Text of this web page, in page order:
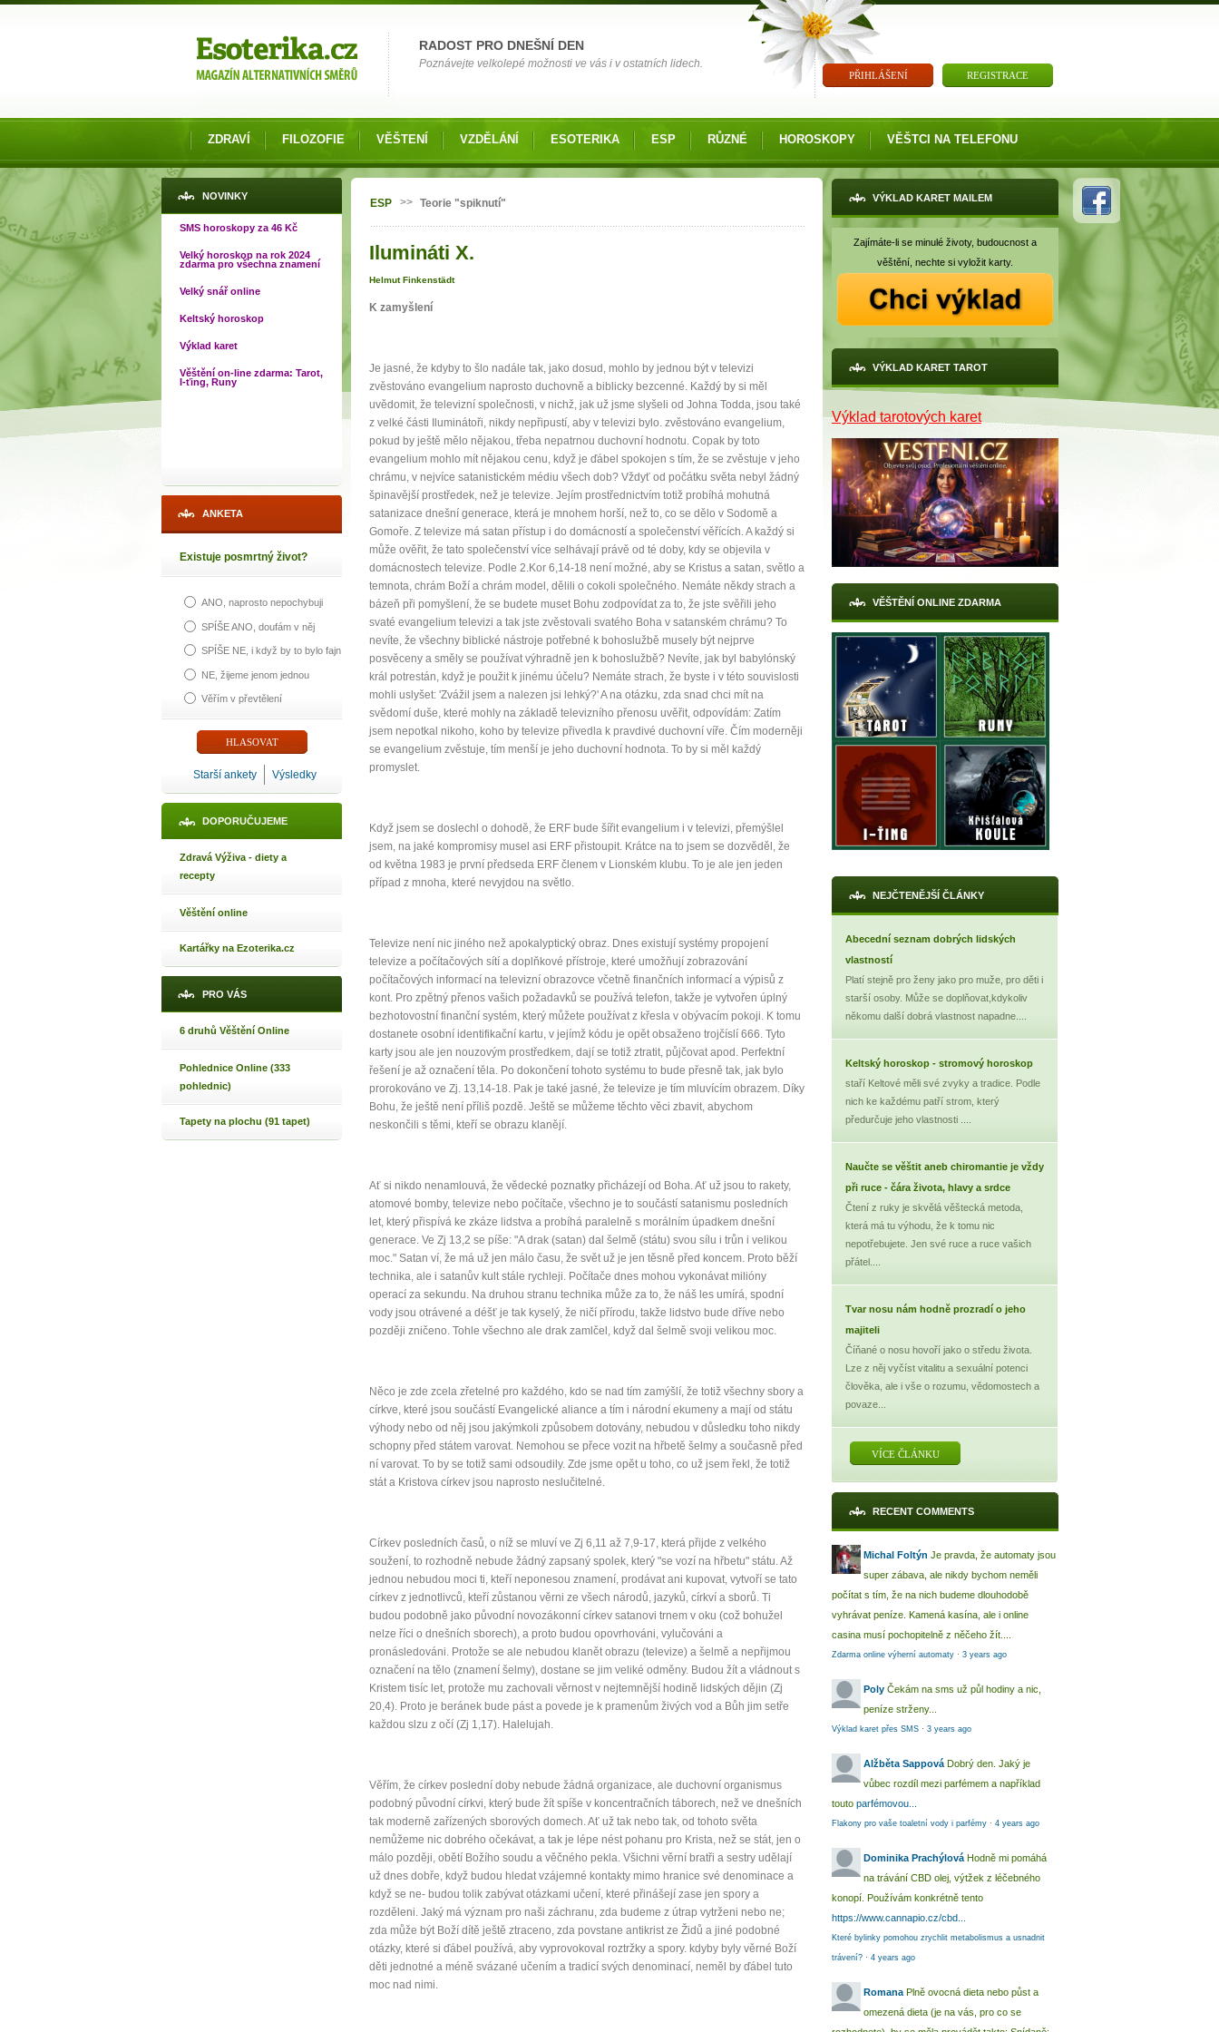
RADOST PRO DNEŠNÍ DEN
Poznávejte velkolepé možnosti ve vás i v ostatních lidech.
PŘIHLÁŠENÍ REGISTRACE
ZDRAVÍ FILOZOFIE VĚŠTENÍ VZDĚLÁNÍ ESOTERIKA ESP RŮZNÉ HOROSKOPY VĚŠTCI NA TELEFONU
NOVINKY
SMS horoskopy za 46 Kč
Velký horoskop na rok 2024
zdarma pro všechna znamení
Velký snář online
Keltský horoskop
Výklad karet
Věštění on-line zdarma: Tarot,
I-ťing, Runy
ANKETA
Existuje posmrtný život?
ANO, naprosto nepochybuji
SPÍŠE ANO, doufám v něj
SPÍŠE NE, i když by to bylo fajn
NE, žijeme jenom jednou
Věřím v převtělení
Starší ankety Výsledky
DOPORUČUJEME
Zdravá Výživa - diety a
recepty
Věštění online
Kartářky na Ezoterika.cz
PRO VÁS
6 druhů Věštění Online
Pohlednice Online (333
pohlednic)
Tapety na plochu (91 tapet)
Jste zde
ESP >> Teorie "spiknutí"
Ilumináti X.
Helmut Finkenstädt
K zamyšlení
Je jasné, že kdyby to šlo nadále tak, jako dosud, mohlo by jednou být v televizi
zvěstováno evangelium naprosto duchovně a biblicky bezcenné. Každý by si měl
uvědomit, že televizní společnosti, v nichž, jak už jsme slyšeli od Johna Todda, jsou také
z velké části Iluminátoři, nikdy nepřipustí, aby v televizi bylo. zvěstováno evangelium,
pokud by ještě mělo nějakou, třeba nepatrnou duchovní hodnotu. Copak by toto
evangelium mohlo mít nějakou cenu, když je ďábel spokojen s tím, že se zvěstuje v jeho
chrámu, v nejvíce satanistickém médiu všech dob? Vždyť od počátku světa nebyl žádný
špinavější prostředek, než je televize. Jejím prostřednictvím totiž probíhá mohutná
satanizace dnešní generace, která je mnohem horší, než to, co se dělo v Sodomě a
Gomoře. Z televize má satan přístup i do domácností a společenství věřících. A každý si
může ověřit, že tato společenství více selhávají právě od té doby, kdy se objevila v
domácnostech televize. Podle 2.Kor 6,14-18 není možné, aby se Kristus a satan, světlo a
temnota, chrám Boží a chrám model, dělili o cokoli společného. Nemáte někdy strach a
bázeň při pomyšlení, že se budete muset Bohu zodpovídat za to, že jste svěřili jeho
svaté evangelium televizi a tak jste zvěstovali svatého Boha v satanském chrámu? To
nevíte, že všechny biblické nástroje potřebné k bohoslužbě musely být nejprve
posvěceny a směly se používat výhradně jen k bohoslužbě? Nevíte, jak byl babylónský
král potrestán, když je použit k jinému účelu? Nemáte strach, že byste i v této souvislosti
mohli uslyšet: 'Zvážil jsem a nalezen jsi lehký?' A na otázku, zda snad chci mít na
svědomí duše, které mohly na základě televizního přenosu uvěřit, odpovídám: Zatím
jsem nepotkal nikoho, koho by televize přivedla k pravdivé duchovní víře. Čím moderněji
se evangelium zvěstuje, tím menší je jeho duchovní hodnota. To by si měl každý
promyslet.
Když jsem se doslechl o dohodě, že ERF bude šířit evangelium i v televizi, přemýšlel
jsem, na jaké kompromisy musel asi ERF přistoupit. Krátce na to jsem se dozvěděl, že
od května 1983 je první předseda ERF členem v Lionském klubu. To je ale jen jeden
případ z mnoha, které nevyjdou na světlo.
Televize není nic jiného než apokalyptický obraz. Dnes existují systémy propojení
televize a počítačových sítí a doplňkové přístroje, které umožňují zobrazování
počítačových informací na televizní obrazovce včetně finančních informací a výpisů z
kont. Pro zpětný přenos vašich požadavků se používá telefon, takže je vytvořen úplný
bezhotovostní finanční systém, který můžete používat z křesla v obývacím pokoji. K tomu
dostanete osobní identifikační kartu, v jejímž kódu je opět obsaženo trojčíslí 666. Tyto
karty jsou ale jen nouzovým prostředkem, dají se totiž ztratit, půjčovat apod. Perfektní
řešení je až označení těla. Po dokončení tohoto systému to bude přesně tak, jak bylo
prorokováno ve Zj. 13,14-18. Pak je také jasné, že televize je tím mluvícím obrazem. Díky
Bohu, že ještě není příliš pozdě. Ještě se můžeme těchto věci zbavit, abychom
neskončili s těmi, kteří se obrazu klanějí.
Ať si nikdo nenamlouvá, že vědecké poznatky přicházejí od Boha. Ať už jsou to rakety,
atomové bomby, televize nebo počítače, všechno je to součástí satanismu posledních
let, který přispívá ke zkáze lidstva a probíhá paralelně s morálním úpadkem dnešní
generace. Ve Zj 13,2 se píše: "A drak (satan) dal šelmě (státu) svou sílu i trůn i velikou
moc." Satan ví, že má už jen málo času, že svět už je jen těsně před koncem. Proto běží
technika, ale i satanův kult stále rychleji. Počítače dnes mohou vykonávat milióny
operací za sekundu. Na druhou stranu technika může za to, že náš les umírá, spodní
vody jsou otrávené a déšť je tak kyselý, že ničí přírodu, takže lidstvo bude dříve nebo
později zničeno. Tohle všechno ale drak zamlčel, když dal šelmě svoji velikou moc.
Něco je zde zcela zřetelné pro každého, kdo se nad tím zamýšlí, že totiž všechny sbory a
církve, které jsou součástí Evangelické aliance a tím i národní ekumeny a mají od státu
výhody nebo od něj jsou jakýmkoli způsobem dotovány, nebudou v důsledku toho nikdy
schopny před státem varovat. Nemohou se přece vozit na hřbetě šelmy a současně před
ní varovat. To by se totiž sami odsoudily. Zde jsme opět u toho, co už jsem řekl, že totiž
stát a Kristova církev jsou naprosto neslučitelné.
Církev posledních časů, o níž se mluví ve Zj 6,11 až 7,9-17, která přijde z velkého
soužení, to rozhodně nebude žádný zapsaný spolek, který "se vozí na hřbetu" státu. Až
jednou nebudou moci ti, kteří neponesou znamení, prodávat ani kupovat, vytvoří se tato
církev z jednotlivců, kteří zůstanou věrni ze všech národů, jazyků, církví a sborů. Ti
budou podobně jako původní novozákonní církev satanovi trnem v oku (což bohužel
nelze říci o dnešních sborech), a proto budou opovrhováni, vylučováni a
pronásledováni. Protože se ale nebudou klanět obrazu (televize) a šelmě a nepřijmou
označení na tělo (znamení šelmy), dostane se jim veliké odměny. Budou žít a vládnout s
Kristem tisíc let, protože mu zachovali věrnost v nejtemnější hodině lidských dějin (Zj
20,4). Proto je beránek bude pást a povede je k pramenům živých vod a Bůh jim setře
každou slzu z očí (Zj 1,17). Halelujah.
Věřím, že církev poslední doby nebude žádná organizace, ale duchovní organismus
podobný původní církvi, který bude žít spíše v koncentračních táborech, než ve dnešních
tak moderně zařízených sborových domech. Ať už tak nebo tak, od tohoto světa
nemůžeme nic dobrého očekávat, a tak je lépe nést pohanu pro Krista, než se stát, jen o
málo později, obětí Božího soudu a věčného pekla. Všichni věrní bratři a sestry udělají
už dnes dobře, když budou hledat vzájemné kontakty mimo hranice své denominace a
když se ne- budou tolik zabývat otázkami učení, které přinášejí zase jen spory a
rozděleni. Jaký má význam pro naši záchranu, zda budeme z útrap vytrženi nebo ne;
zda může být Boží dítě ještě ztraceno, zda povstane antikrist ze Židů a jiné podobné
otázky, které si ďábel používá, aby vyprovokoval roztržky a spory. kdyby byly věrné Boží
děti jednotné a méně svázané učením a tradicí svých denominací, neměl by ďábel tuto
moc nad nimi.
VÝKLAD KARET MAILEM
Zajímáte-li se minulé životy, budoucnost a
věštění, nechte si vyložit karty.
VÝKLAD KARET TAROT
Výklad tarotových karet
VĚŠTĚNÍ ONLINE ZDARMA
NEJČTENĚJŠÍ ČLÁNKY
Abecední seznam dobrých lidských
vlastností
Platí stejně pro ženy jako pro muže, pro děti i
starší osoby. Může se doplňovat,kdykoliv
někomu další dobrá vlastnost napadne....
Keltský horoskop - stromový horoskop
staří Keltové měli své zvyky a tradice. Podle
nich ke každému patří strom, který
předurčuje jeho vlastnosti ....
Naučte se věštit aneb chiromantie je vždy
při ruce - čára života, hlavy a srdce
Čtení z ruky je skvělá věštecká metoda,
která má tu výhodu, že k tomu nic
nepotřebujete. Jen své ruce a ruce vašich
přátel....
Tvar nosu nám hodně prozradí o jeho
majiteli
Číňané o nosu hovoří jako o středu života.
Lze z něj vyčíst vitalitu a sexuální potenci
člověka, ale i vše o rozumu, vědomostech a
povaze...
VÍCE ČLÁNKU
RECENT COMMENTS
Michal Foltýn Je pravda, že automaty jsou
super zábava, ale nikdy bychom neměli
počítat s tím, že na nich budeme dlouhodobě
vyhrávat peníze. Kamená kasína, ale i online
casina musí pochopitelně z něčeho žít....
Zdarma online výherní automaty · 3 years ago
Poly Čekám na sms už půl hodiny a nic,
peníze strženy...
Výklad karet přes SMS · 3 years ago
Alžběta Sappová Dobrý den. Jaký je
vůbec rozdíl mezi parfémem a například
touto parfémovou...
Flakony pro vaše toaletní vody i parfémy · 4 years ago
Dominika Prachýlová Hodně mi pomáhá
na trávání CBD olej, výtžek z léčebného
konopí. Používám konkrétně tento
https://www.cannapio.cz/cbd...
Které bylinky pomohou zrychlit metabolismus a usnadnit
trávení? · 4 years ago
Romana Plně ovocná dieta nebo půst a
omezená dieta (je na vás, pro co se